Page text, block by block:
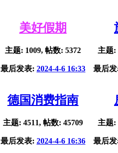
美好假期
主题: 1009, 帖数: 5372
最后发表: 2024-4-6 16:33
主题:
最后
德国消费指南
主题: 4511, 帖数: 45709
最后发表: 2024-4-6 16:36
主题:
最后